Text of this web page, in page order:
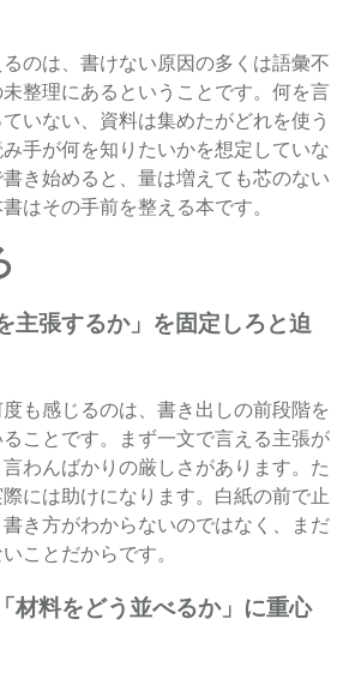
のは、書けない原因の多くは語彙不
整理にあるということです。何を言
いない、資料は集めたがどれを使う
手が何を知りたいかを想定していな
き始めると、量は増えても芯のない
はその手前を整える本です。
主張するか」を固定しろと迫
も感じるのは、書き出しの前段階を
ことです。まず一文で言える主張が
わんばかりの厳しさがあります。た
には助けになります。白紙の前で止
き方がわからないのではなく、まだ
ことだからです。
材料をどう並べるか」に重心